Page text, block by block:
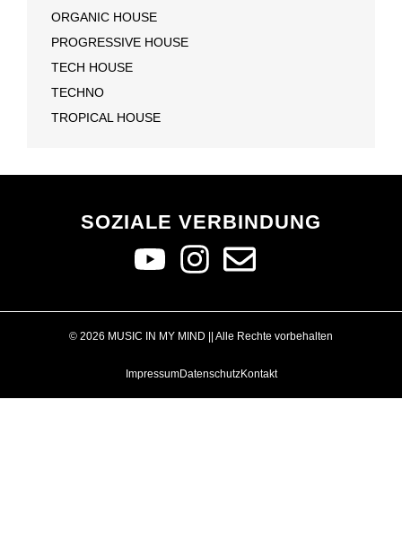
ORGANIC HOUSE
PROGRESSIVE HOUSE
TECH HOUSE
TECHNO
TROPICAL HOUSE
SOZIALE VERBINDUNG
© 2026 MUSIC IN MY MIND || Alle Rechte vorbehalten
ImpressumDatenschutzKontakt